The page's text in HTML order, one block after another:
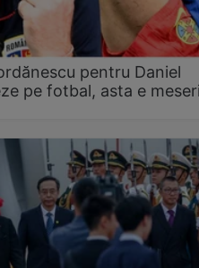
pentru Daniel
pe fotbal, asta e